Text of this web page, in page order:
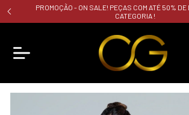
PROMOÇÃO - ON SALE! PEÇAS COM ATÉ 50% DE
CATEGORIA !